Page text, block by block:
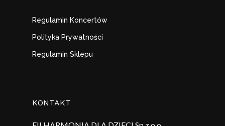
Regulamin Koncertów
Polityka Prywatności
Regulamin Sklepu
KONTAKT